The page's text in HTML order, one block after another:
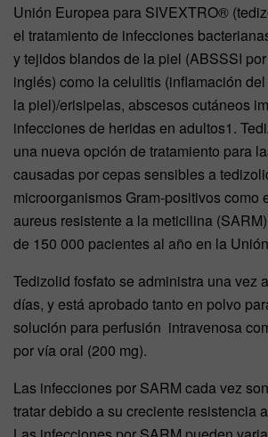
Unión Europea para SIVEXTRO®
el tratamiento de infecciones
y tejidos blandos de la piel (ABSSSI
inglés) como la celulitis (inflamación
la piel)/erisipelas, abscesos cutáneos
infecciones de heridas en adultos1.
una nueva opción de tratamiento para
causadas por cepas sensibles a
microorganismos Gram-positivos como
aureus resistente a la meticilina
de 150 000 pacientes al año en la
Tedizolid fosfato se administra una vez
días, y está aprobado tanto en polvo
solución para perfusión intravenosa
por vía oral (200 mg).
Las infecciones por SARM cada vez
tratar debido a su creciente resistencia